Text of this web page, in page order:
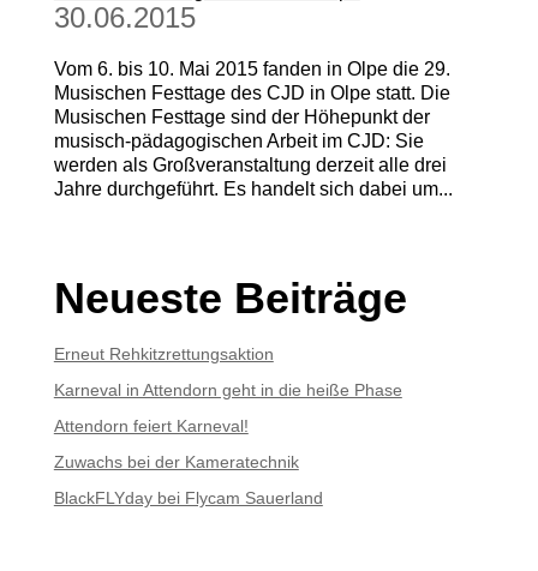
30.06.2015
Vom 6. bis 10. Mai 2015 fanden in Olpe die 29.
Musischen Festtage des CJD in Olpe statt. Die
Musischen Festtage sind der Höhepunkt der
musisch-pädagogischen Arbeit im CJD: Sie
werden als Großveranstaltung derzeit alle drei
Jahre durchgeführt. Es handelt sich dabei um...
Neueste Beiträge
Erneut Rehkitzrettungsaktion
Karneval in Attendorn geht in die heiße Phase
Attendorn feiert Karneval!
Zuwachs bei der Kameratechnik
BlackFLYday bei Flycam Sauerland